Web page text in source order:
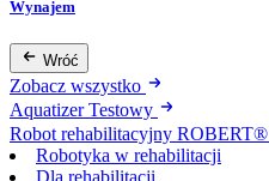
Wynajem
Wróć
Zobacz wszystko
Aquatizer Testowy
Robot rehabilitacyjny ROBERT®
Robotyka w rehabilitacji
Dla rehabilitacji